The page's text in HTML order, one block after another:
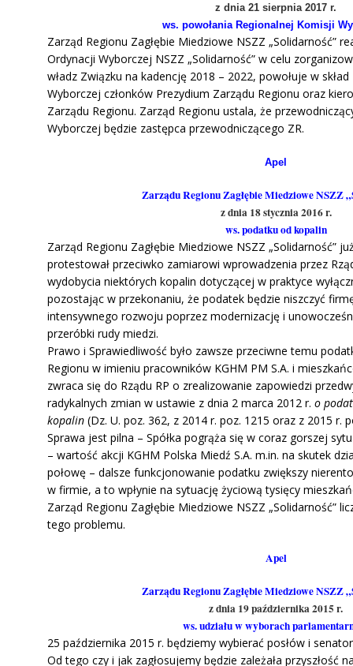
z dnia 21 sierpnia 2017 r.
ws. powołania Regionalnej Komisji
Zarząd Regionu Zagłębie Miedziowe NSZZ „Solidarność”
Ordynacji Wyborczej NSZZ „Solidarność” w celu
władz Związku na kadencję 2018 – 2022, powołuje w
Wyborczej członków Prezydium Zarządu Regionu oraz
Zarządu Regionu. Zarząd Regionu ustala, że
Wyborczej będzie zastępca przewodniczącego ZR.
Apel
Zarządu Regionu Zagłębie Miedziowe NSZZ
z dnia 18 stycznia 2016 r.
ws. podatku od kopalin
Zarząd Regionu Zagłębie Miedziowe NSZZ „Solidarność”
protestował przeciwko zamiarowi wprowadzenia przez
wydobycia niektórych kopalin dotyczącej w praktyce
pozostając w przekonaniu, że podatek będzie niszczyć
intensywnego rozwoju poprzez modernizację i
przeróbki rudy miedzi.
Prawo i Sprawiedliwość było zawsze przeciwne temu
Regionu w imieniu pracowników KGHM PM S.A. i
zwraca się do Rządu RP o zrealizowanie zapowiedzi
radykalnych zmian w ustawie z dnia 2 marca 2012 r. o
kopalin (Dz. U. poz. 362, z 2014 r. poz. 1215 oraz z 2015 r.
Sprawa jest pilna – Spółka pogrąża się w coraz gorszej
– wartość akcji KGHM Polska Miedź S.A. m.in. na skutek
połowę – dalsze funkcjonowanie podatku zwiększy
w firmie, a to wpłynie na sytuację życiową tysięcy
Zarząd Regionu Zagłębie Miedziowe NSZZ „Solidarność”
tego problemu.
Apel
Zarządu Regionu Zagłębie Miedziowe NSZZ
z dnia 19 października 2015 r.
ws. udziału w wyborach
25 października 2015 r. będziemy wybierać posłów i
Od tego czy i jak zagłosujemy będzie zależała przyszłość